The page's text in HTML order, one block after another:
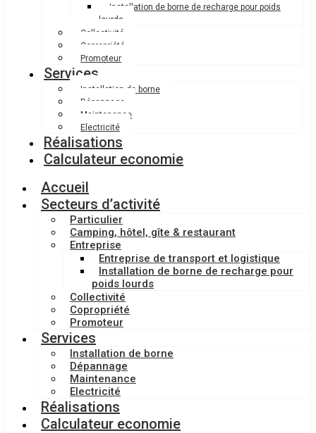
Installation de borne de recharge pour poids
lourds
Collectivité
Copropriété
Promoteur
Services
Installation de borne
Dépannage
Maintenance
Electricité
Réalisations
Calculateur economie
Accueil
Secteurs d’activité
Particulier
Camping, hôtel, gîte & restaurant
Entreprise
Entreprise de transport et logistique
Installation de borne de recharge pour
poids lourds
Collectivité
Copropriété
Promoteur
Services
Installation de borne
Dépannage
Maintenance
Electricité
Réalisations
Calculateur economie